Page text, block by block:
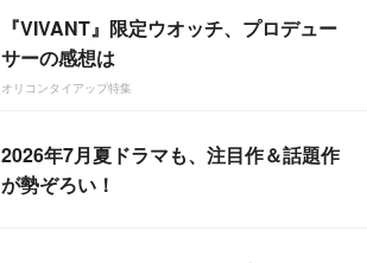
『VIVANT』限定ウオッチ、プロデュー
サーの感想は
オリコンタイアップ特集
2026年7月夏ドラマも、注目作＆話題作
が勢ぞろい！